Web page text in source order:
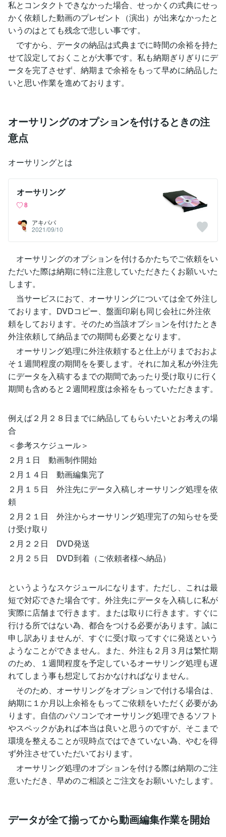
私とコンタクトできなかった場合、せっかくの式典にせっ
かく依頼した動画のプレゼント（演出）が出来なかったと
いうのはとても残念で悲しい事です。
ですから、データの納品は式典までに時間の余裕を持た
せて設定しておくことが大事です。私も納期ぎりぎりにデ
ータを完了させず、納期まで余裕をもって早めに納品した
いと思い作業を進めております。
オーサリングのオプションを付けるときの注
意点
オーサリングとは
オーサリング
8
アキパパ
2021/09/10
オーサリングのオプションを付けるかたちでご依頼をい
ただいた際は納期に特に注意していただきたくお願いいた
します。
当サービスにおて、オーサリングについては全て外注し
ております。DVDコピー、盤面印刷も同じ会社に外注依
頼をしております。そのため当該オプションを付けたとき
外注依頼して納品までの期間も必要となります。
オーサリング処理に外注依頼すると仕上がりまでおおよ
そ１週間程度の期間をを要します。それに加え私が外注先
にデータを入稿するまでの期間であったり受け取りに行く
期間も含めると２週間程度は余裕をもっていただきます。
例えば２月２８日までに納品してもらいたいとお考えの場
合
＜参考スケジュール＞
２月１日 動画制作開始
２月１４日 動画編集完了
２月１５日 外注先にデータ入稿しオーサリング処理を依
頼
２月２１日 外注からオーサリング処理完了の知らせを受
け受け取り
２月２２日 DVD発送
２月２５日 DVD到着（ご依頼者様へ納品）
というようなスケジュールになります。ただし、これは最
短で対応できた場合です。外注先にデータを入稿しに私が
実際に店舗まで行きます。または取りに行きます。すぐに
行ける所ではない為、都合をつける必要があります。誠に
申し訳ありませんが、すぐに受け取ってすぐに発送という
ようなことができません。また、外注も２月３月は繁忙期
のため、１週間程度を予定しているオーサリング処理も遅
れてしまう事も想定しておかなければなりません。
そのため、オーサリングをオプションで付ける場合は、
納期に１か月以上余裕をもってご依頼をいただく必要があ
ります。自信のパソコンでオーサリング処理できるソフト
やスペックがあれば本当は良いと思うのですが、そこまで
環境を整えることが現時点ではできていない為、やむを得
ず外注させていただいております。
オーサリング処理のオプションを付ける際は納期のご注
意いただき、早めのご相談とご注文をお願いいたします。
データが全て揃ってから動画編集作業を開始